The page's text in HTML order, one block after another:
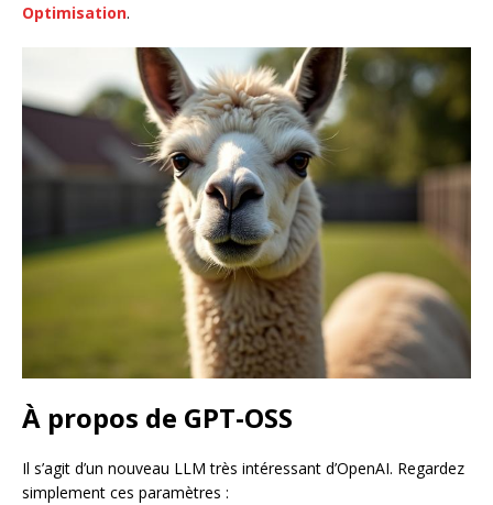
Optimisation.
À propos de GPT-OSS
Il s’agit d’un nouveau LLM très intéressant d’OpenAI. Regardez
simplement ces paramètres :